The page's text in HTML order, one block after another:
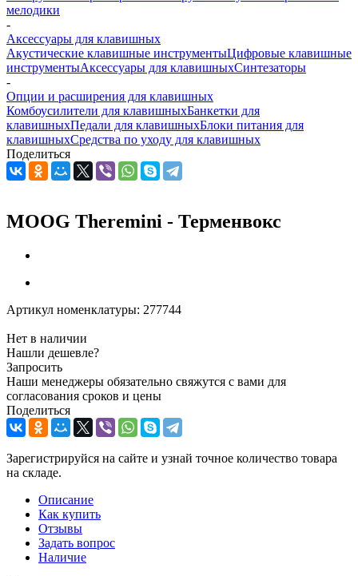
мелодики
-
Аксессуары для клавишных
Акустические клавишные инструментыЦифровые клавишные
инструментыАксессуары для клавишныхСинтезаторы
-
Опции и расширения для клавишных
Комбоусилители для клавишныхБанкетки для
клавишныхПедали для клавишныхБлоки питания для
клавишныхСредства по уходу для клавишных
Поделиться
MOOG Theremini - Терменвокс
Артикул номенклатуры: 277744
Нет в наличии
Нашли дешевле?
Запросить
Наши менеджеры обязательно свяжутся с вами для
согласования сроков и цены
Поделиться
Зарегистрируйся на сайте и узнай точное количество товара
на складе.
Описание
Как купить
Отзывы
Задать вопрос
Наличие